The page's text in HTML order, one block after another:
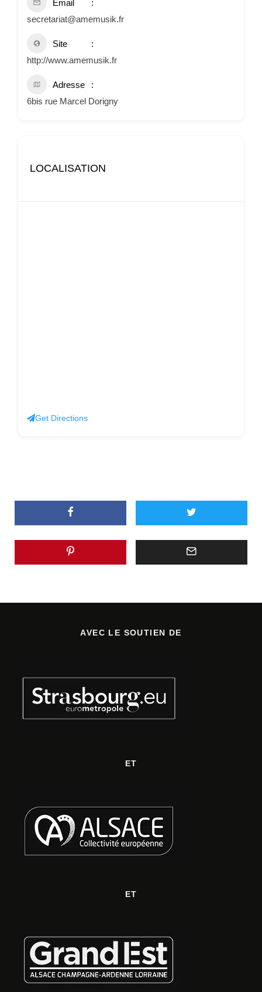
Email
secretariat@amemusik.fr
Site
http://www.amemusik.fr
Adresse
6bis rue Marcel Dorigny
LOCALISATION
Get Directions
AVEC LE SOUTIEN DE
ET
ET